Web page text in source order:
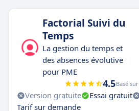
Factorial Suivi du
Temps
La gestion du temps et
des absences évolutive
pour PME
4.5Basé sur
Version gratuite Essai gratuit
Tarif sur demande